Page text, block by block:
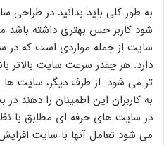
به طور کلی باید بدانید در
شود کاربر حس بهتری داشته باشد
سایت از جمله مواردی است که
دارد. هر چقدر سرعت سایت بالاتر
تر می شود. از طرف دیگر، سایت ها
به کاربران این اطمینان را دهند در
در سایت های حرفه ای مطابق با
می شود تعامل آنها با سایت